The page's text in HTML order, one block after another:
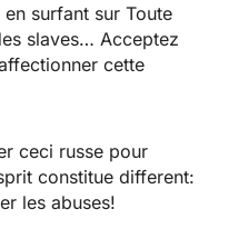
surfant sur Toute
slaves… Acceptez
cette
ceci russe pour
constitue different:
les abuses!